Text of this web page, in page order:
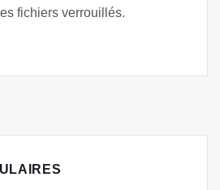
fichiers verrouillés.